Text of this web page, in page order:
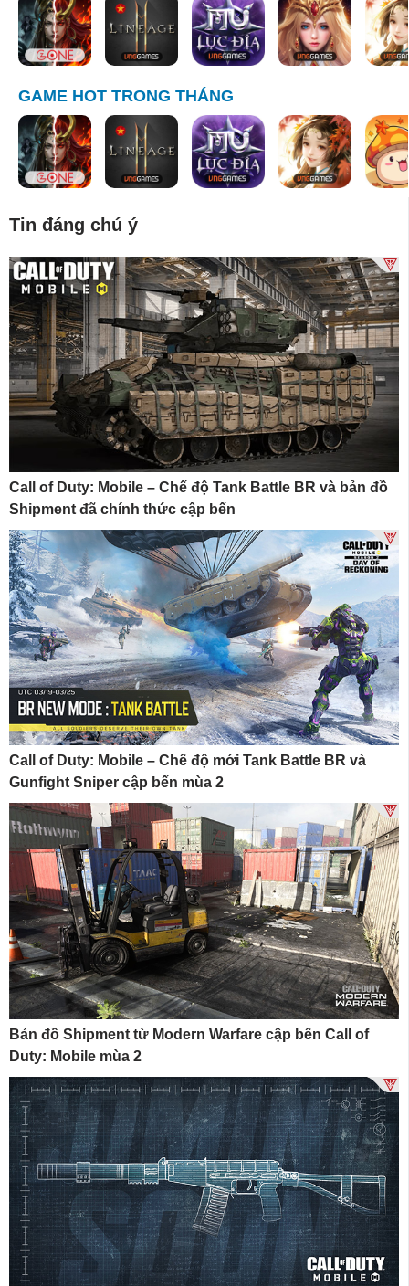
GAME HOT TRONG THÁNG
Tin đáng chú ý
Call of Duty: Mobile – Chế độ Tank Battle BR và bản đồ
Shipment đã chính thức cập bến
Call of Duty: Mobile – Chế độ mới Tank Battle BR và
Gunfight Sniper cập bến mùa 2
Bản đồ Shipment từ Modern Warfare cập bến Call of
Duty: Mobile mùa 2